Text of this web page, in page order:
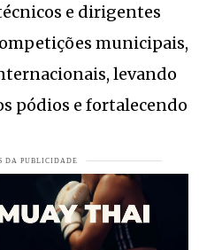
e dirigentes
municipais,
levando
pódios e fortalecendo